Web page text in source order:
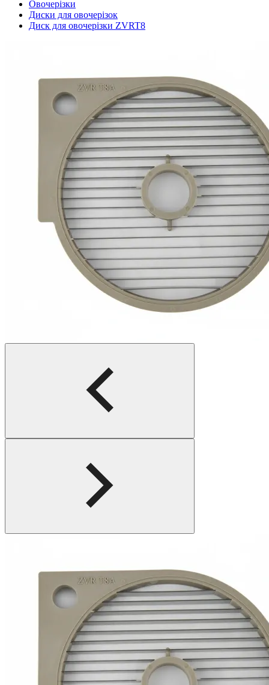
Овочерізки
Диски для овочерізок
Диск для овочерізки ZVRT8